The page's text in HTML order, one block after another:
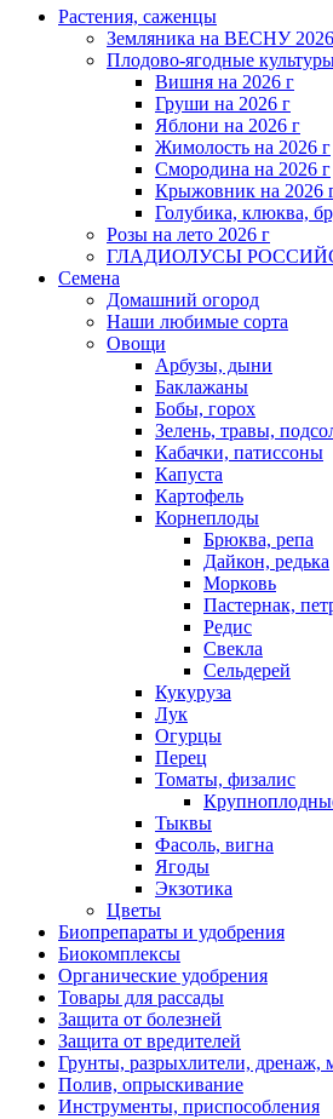
Растения, саженцы
Земляника на ВЕСНУ 2026
Плодово-ягодные
Вишня на 2026 г
Груши на 2026 г
Яблони на 2026 г
Жимолость на 2026 г
Смородина на 2026 г
Крыжовник на 2026
Голубика, клюква,
Розы на лето 2026 г
ГЛАДИОЛУСЫ
Семена
Домашний огород
Наши любимые сорта
Овощи
Арбузы, дыни
Баклажаны
Бобы, горох
Зелень, травы,
Кабачки, патиссоны
Капуста
Картофель
Корнеплоды
Брюква, репа
Дайкон, редька
Морковь
Пастернак,
Редис
Свекла
Сельдерей
Кукуруза
Лук
Огурцы
Перец
Томаты, физалис
Тыквы
Фасоль, вигна
Ягоды
Экзотика
Цветы
Биопрепараты и удобрения
Биокомплексы
Органические удобрения
Товары для рассады
Защита от болезней
Защита от вредителей
Грунты, разрыхлители, дренаж,
Полив, опрыскивание
Инструменты, приспособления